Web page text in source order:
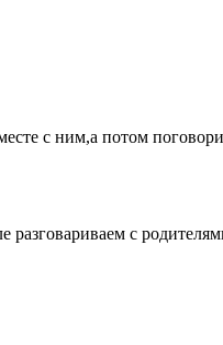
с ним,а потом
с